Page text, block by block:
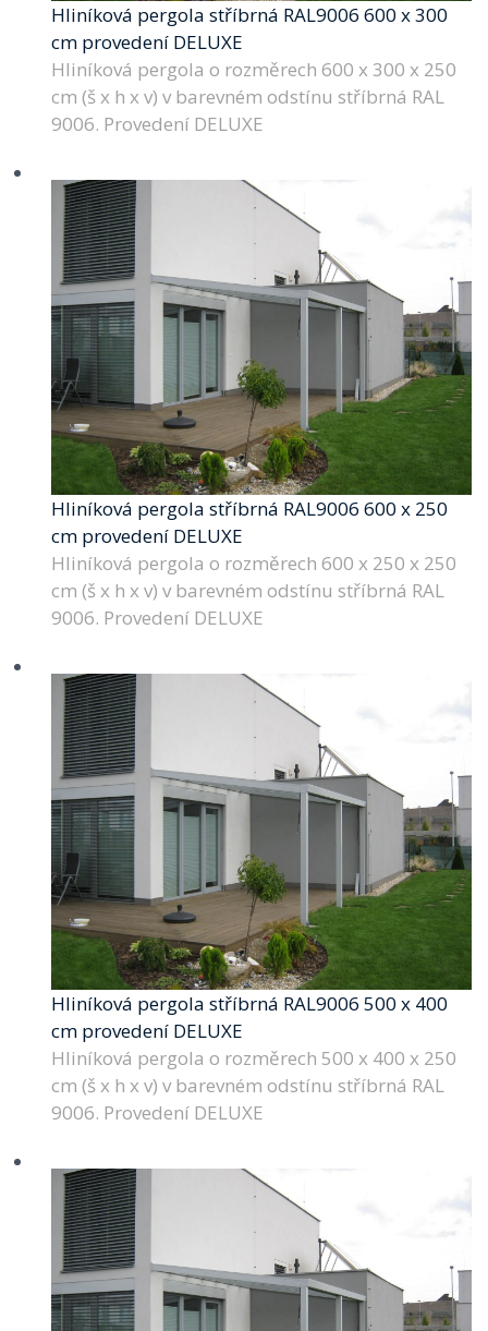
Hliníková pergola stříbrná RAL9006 600 x 300
cm provedení DELUXE
Hliníková pergola o rozměrech 600 x 300 x 250
cm (š x h x v) v barevném odstínu stříbrná RAL
9006. Provedení DELUXE
Hliníková pergola stříbrná RAL9006 600 x 250
cm provedení DELUXE
Hliníková pergola o rozměrech 600 x 250 x 250
cm (š x h x v) v barevném odstínu stříbrná RAL
9006. Provedení DELUXE
Hliníková pergola stříbrná RAL9006 500 x 400
cm provedení DELUXE
Hliníková pergola o rozměrech 500 x 400 x 250
cm (š x h x v) v barevném odstínu stříbrná RAL
9006. Provedení DELUXE